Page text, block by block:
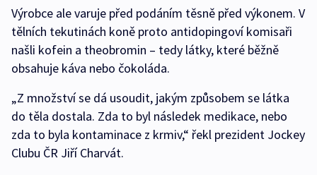
Výrobce ale varuje před podáním těsně před výkonem. V
tělních tekutinách koně proto antidopingoví komisaři
našli kofein a theobromin – tedy látky, které běžně
obsahuje káva nebo čokoláda.
„Z množství se dá usoudit, jakým způsobem se látka
do těla dostala. Zda to byl následek medikace, nebo
zda to byla kontaminace z krmiv,“ řekl prezident Jockey
Clubu ČR Jiří Charvát.